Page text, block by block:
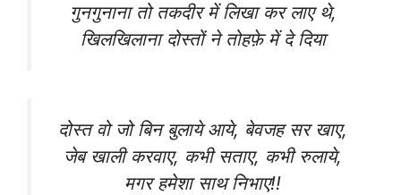
गुनगुनाना तो तकदीर में लिखा कर लाए थे,
खिलखिलाना दोस्तों ने तोहफ़े में दे दिया
दोस्त वो जो बिन बुलाये आये, बेवजह सर खाए,
जेब खाली करवाए, कभी सताए, कभी रुलाये,
मगर हमेशा साथ निभाए!!